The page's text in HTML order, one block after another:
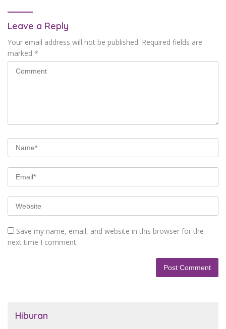
Leave a Reply
Your email address will not be published. Required fields are
marked *
Save my name, email, and website in this browser for the
next time I comment.
Hiburan